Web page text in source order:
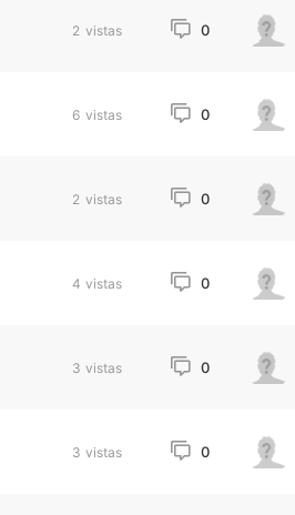
2 vistas 0
6 vistas 0
2 vistas 0
4 vistas 0
3 vistas 0
3 vistas 0